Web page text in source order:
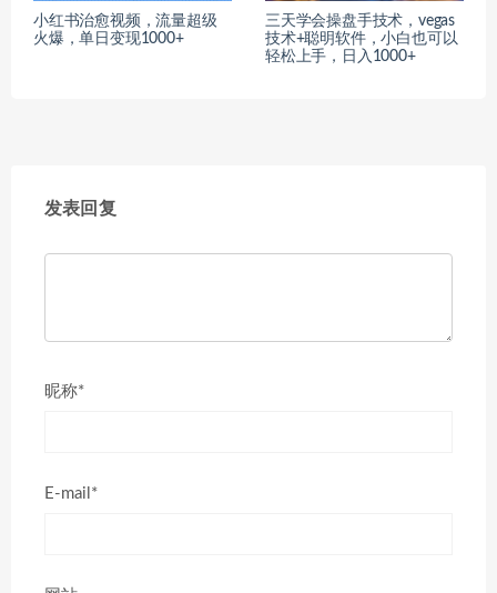
小红书治愈视频，流量超级
火爆，单日变现1000+
三天学会操盘手技术，vegas
技术+聪明软件，小白也可以
轻松上手，日入1000+
发表回复
昵称*
E-mail*